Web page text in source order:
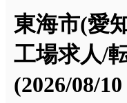
東海市(愛
工場求人/
(2026/08/